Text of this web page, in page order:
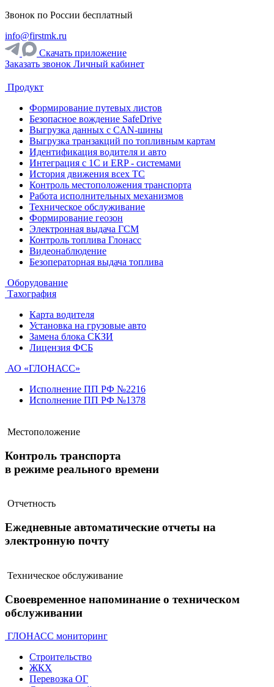
Звонок по России бесплатный
info@firstmk.ru
Скачать приложение
Заказать звонок Личный кабинет
Продукт
Формирование путевых листов
Безопасное вождение SafeDrive
Выгрузка данных с CAN-шины
Выгрузка транзакций по топливным картам
Идентификация водителя и авто
Интеграция с 1С и ERP - системами
История движения всех ТС
Контроль местоположения транспорта
Работа исполнительных механизмов
Техническое обслуживание
Формирование геозон
Электронная выдача ГСМ
Контроль топлива Глонасс
Видеонаблюдение
Безоператорная выдача топлива
Оборудование
Тахография
Карта водителя
Установка на грузовые авто
Замена блока СКЗИ
Лицензия ФСБ
АО «ГЛОНАСС»
Исполнение ПП РФ №2216
Исполнение ПП РФ №1378
Местоположение
Контроль транспорта
в режиме реального времени
Отчетность
Ежедневные автоматические отчеты на
электронную почту
Техническое обслуживание
Своевременное напоминание о техническом
обслуживании
ГЛОНАСС мониторинг
Строительство
ЖКХ
Перевозка ОГ